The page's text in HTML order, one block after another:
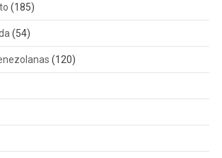
(185)
(54)
(120)